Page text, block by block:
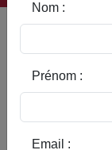
Nom :
Prénom :
Email :